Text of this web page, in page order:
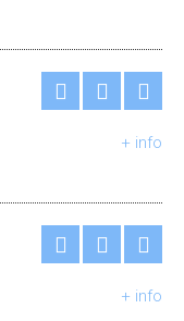
+ info
+ info